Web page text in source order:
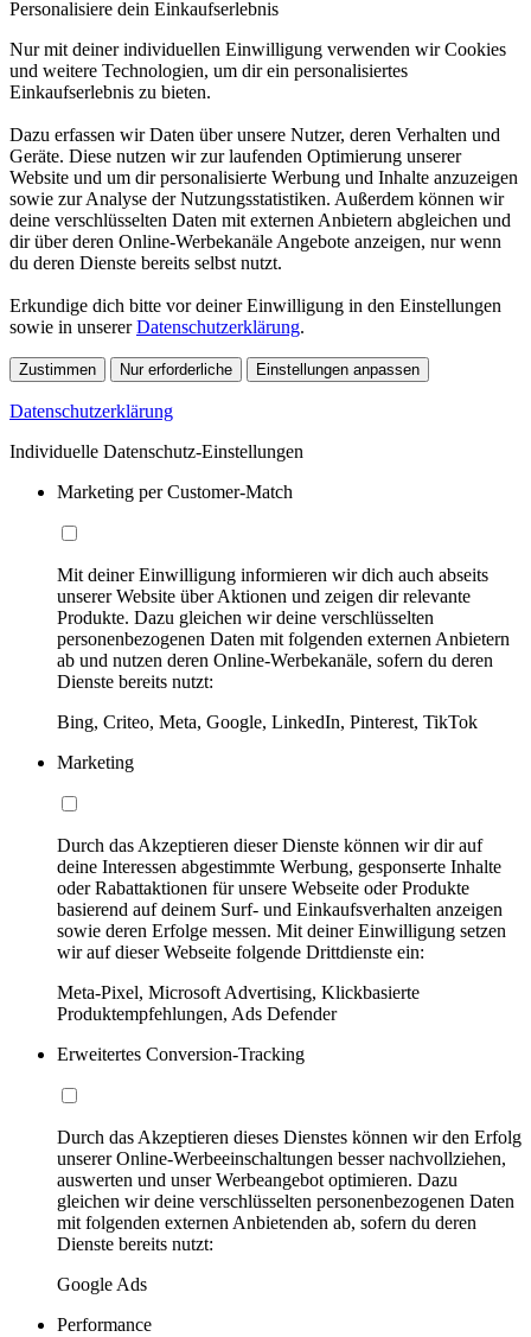
Personalisiere dein Einkaufserlebnis
Nur mit deiner individuellen Einwilligung verwenden wir Cookies
und weitere Technologien, um dir ein personalisiertes
Einkaufserlebnis zu bieten.
Dazu erfassen wir Daten über unsere Nutzer, deren Verhalten und
Geräte. Diese nutzen wir zur laufenden Optimierung unserer
Website und um dir personalisierte Werbung und Inhalte anzuzeigen
sowie zur Analyse der Nutzungsstatistiken. Außerdem können wir
deine verschlüsselten Daten mit externen Anbietern abgleichen und
dir über deren Online-Werbekanäle Angebote anzeigen, nur wenn
du deren Dienste bereits selbst nutzt.
Erkundige dich bitte vor deiner Einwilligung in den Einstellungen
sowie in unsererDatenschutzerklärung.
Zustimmen Nur erforderliche Einstellungen anpassen
Datenschutzerklärung
Individuelle Datenschutz-Einstellungen
Marketing per Customer-Match
Mit deiner Einwilligung informieren wir dich auch abseits
unserer Website über Aktionen und zeigen dir relevante
Produkte. Dazu gleichen wir deine verschlüsselten
personenbezogenen Daten mit folgenden externen Anbietern
ab und nutzen deren Online-Werbekanäle, sofern du deren
Dienste bereits nutzt:
Bing, Criteo, Meta, Google, LinkedIn, Pinterest, TikTok
Marketing
Durch das Akzeptieren dieser Dienste können wir dir auf
deine Interessen abgestimmte Werbung, gesponserte Inhalte
oder Rabattaktionen für unsere Webseite oder Produkte
basierend auf deinem Surf- und Einkaufsverhalten anzeigen
sowie deren Erfolge messen. Mit deiner Einwilligung setzen
wir auf dieser Webseite folgende Drittdienste ein:
Meta-Pixel, Microsoft Advertising, Klickbasierte
Produktempfehlungen, Ads Defender
Erweitertes Conversion-Tracking
Durch das Akzeptieren dieses Dienstes können wir den Erfolg
unserer Online-Werbeeinschaltungen besser nachvollziehen,
auswerten und unser Werbeangebot optimieren. Dazu
gleichen wir deine verschlüsselten personenbezogenen Daten
mit folgenden externen Anbietenden ab, sofern du deren
Dienste bereits nutzt:
Google Ads
Performance